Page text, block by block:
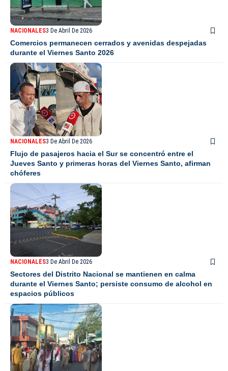
NACIONALES3 De Abril De 2026
Comercios permanecen cerrados y avenidas despejadas
durante el Viernes Santo 2026
NACIONALES3 De Abril De 2026
Flujo de pasajeros hacia el Sur se concentró entre el
Jueves Santo y primeras horas del Viernes Santo, afirman
chóferes
NACIONALES3 De Abril De 2026
Sectores del Distrito Nacional se mantienen en calma
durante el Viernes Santo; persiste consumo de alcohol en
espacios públicos